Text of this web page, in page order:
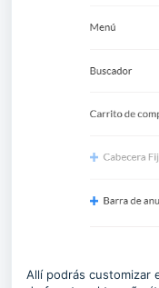
Allí podrás customizar